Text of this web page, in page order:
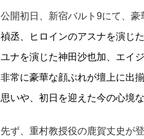
公開初日、新宿バルト9にて、豪
禎丞、ヒロインのアスナを演じた
ユナを演じた神田沙也加 、エイ
非常に豪華な顔ぶれが壇上に出揃
思いや、初日を迎えた今の心境
先ず、重村教授役の鹿賀丈史が